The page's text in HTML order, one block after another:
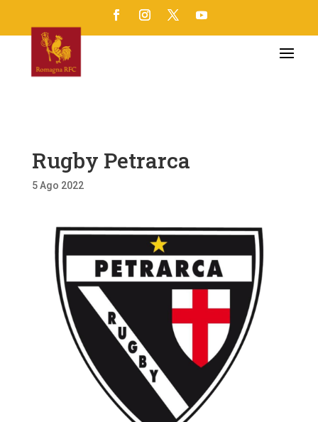
Rugby Petrarca
5 Ago 2022